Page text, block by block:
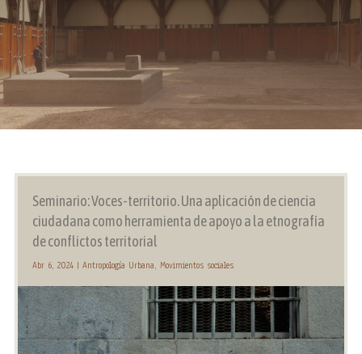
Seminario: Voces-territorio. Una aplicación de ciencia
ciudadana como herramienta de apoyo a la etnografía
de conflictos territorial
Abr 6, 2024| Antropología Urbana, Movimientos sociales